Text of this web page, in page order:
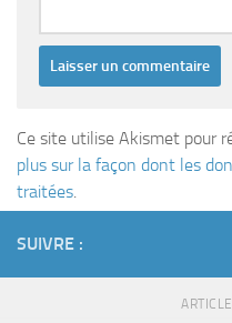
Ce site utilise Akismet pour
plus sur la façon dont les
traitées.
SUIVRE :